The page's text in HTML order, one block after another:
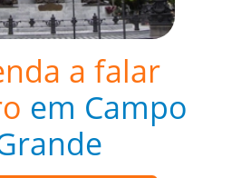
a falar
em Campo